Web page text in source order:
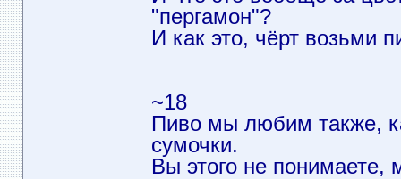
"пергамон"?
И как это, чёрт возьми
~18
Пиво мы любим также,
сумочки.
Вы этого не понимаете,